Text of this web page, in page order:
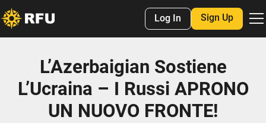
Log In Sign Up
L’Azerbaigian Sostiene
L’Ucraina – I Russi APRONO
UN NUOVO FRONTE!